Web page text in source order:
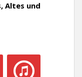
Altes und